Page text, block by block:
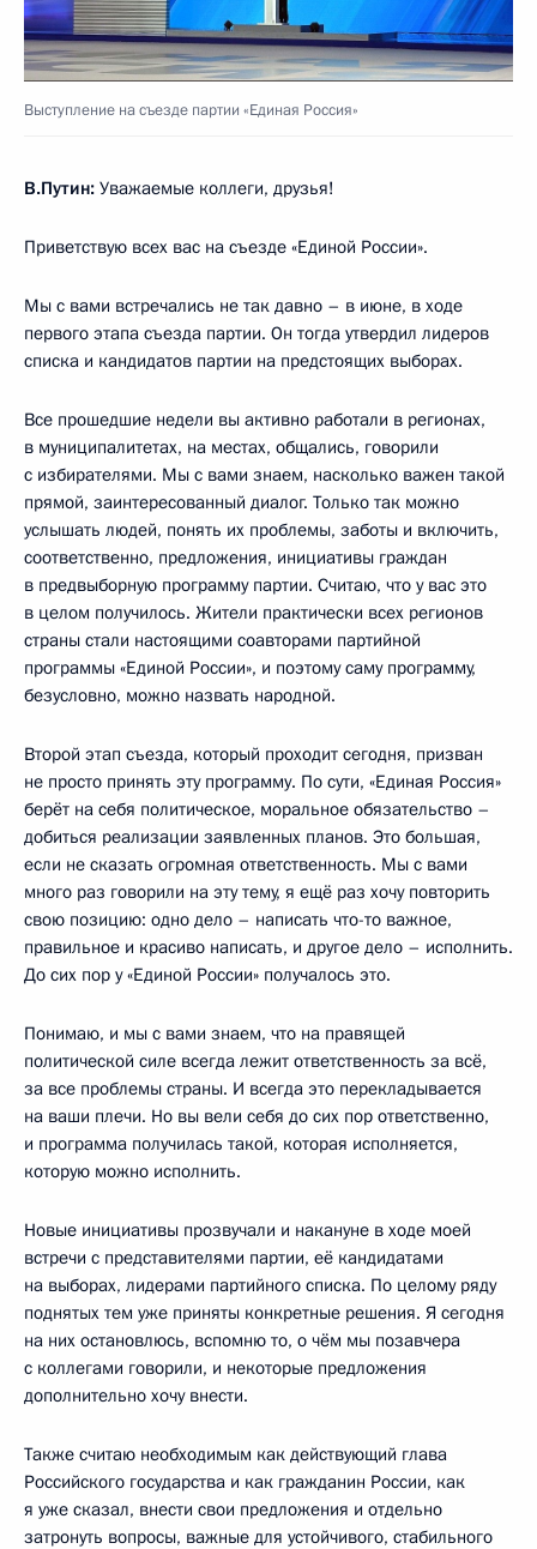
Выступление на съезде партии «Единая Россия»
В.Путин: Уважаемые коллеги, друзья!
Приветствую всех вас на съезде «Единой России».
Мы с вами встречались не так давно – в июне, в ходе
первого этапа съезда партии. Он тогда утвердил лидеров
списка и кандидатов партии на предстоящих выборах.
Все прошедшие недели вы активно работали в регионах,
в муниципалитетах, на местах, общались, говорили
с избирателями. Мы с вами знаем, насколько важен такой
прямой, заинтересованный диалог. Только так можно
услышать людей, понять их проблемы, заботы и включить,
соответственно, предложения, инициативы граждан
в предвыборную программу партии. Считаю, что у вас это
в целом получилось. Жители практически всех регионов
страны стали настоящими соавторами партийной
программы «Единой России», и поэтому саму программу,
безусловно, можно назвать народной.
Второй этап съезда, который проходит сегодня, призван
не просто принять эту программу. По сути, «Единая Россия»
берёт на себя политическое, моральное обязательство –
добиться реализации заявленных планов. Это большая,
если не сказать огромная ответственность. Мы с вами
много раз говорили на эту тему, я ещё раз хочу повторить
свою позицию: одно дело – написать что-то важное,
правильное и красиво написать, и другое дело – исполнить.
До сих пор у «Единой России» получалось это.
Понимаю, и мы с вами знаем, что на правящей
политической силе всегда лежит ответственность за всё,
за все проблемы страны. И всегда это перекладывается
на ваши плечи. Но вы вели себя до сих пор ответственно,
и программа получилась такой, которая исполняется,
которую можно исполнить.
Новые инициативы прозвучали и накануне в ходе моей
встречи с представителями партии, её кандидатами
на выборах, лидерами партийного списка. По целому ряду
поднятых тем уже приняты конкретные решения. Я сегодня
на них остановлюсь, вспомню то, о чём мы позавчера
с коллегами говорили, и некоторые предложения
дополнительно хочу внести.
Также считаю необходимым как действующий глава
Российского государства и как гражданин России, как
я уже сказал, внести свои предложения и отдельно
затронуть вопросы, важные для устойчивого, стабильного